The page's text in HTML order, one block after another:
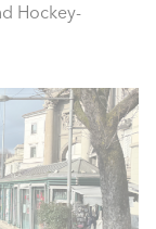
Hockey-